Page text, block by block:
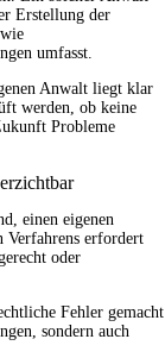
Erstellung der
umfasst.
Anwalt liegt klar
werden, ob keine
Probleme
einen eigenen
Verfahrens erfordert
oder
Fehler gemacht
sondern auch